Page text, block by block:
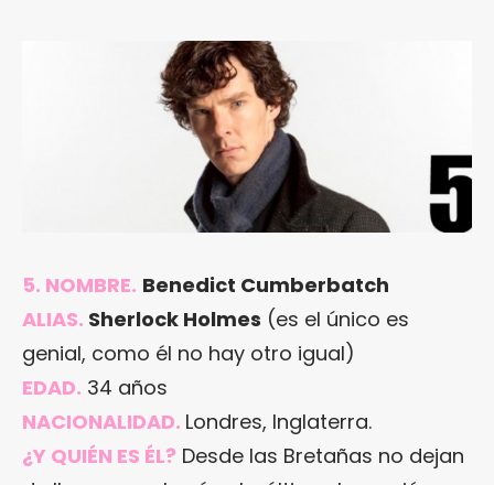
5. NOMBRE. Benedict Cumberbatch
ALIAS. Sherlock Holmes (es el único es
genial, como él no hay otro igual)
EDAD. 34 años
NACIONALIDAD. Londres, Inglaterra.
¿Y QUIÉN ES ÉL? Desde las Bretañas no dejan